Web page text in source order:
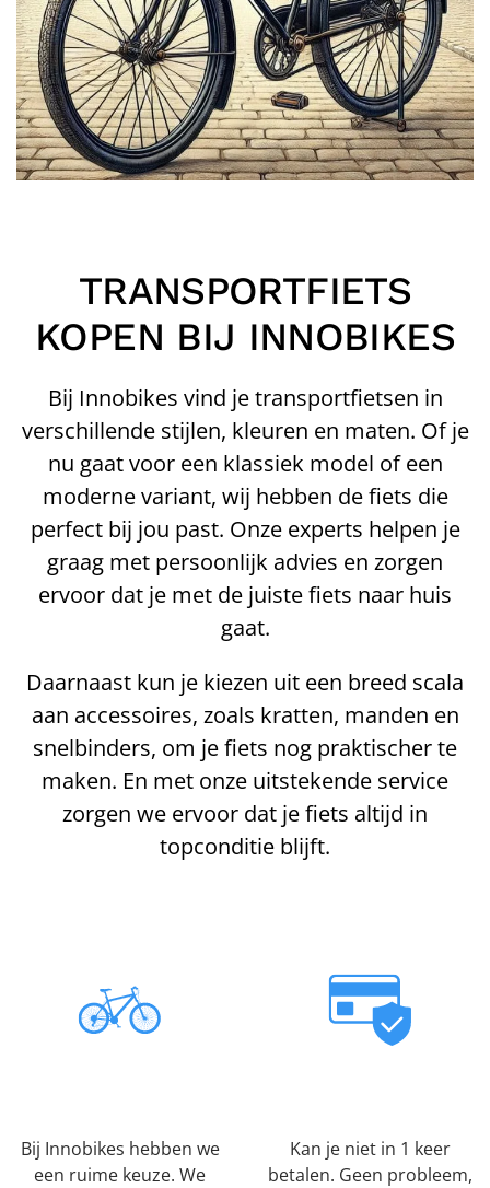
TRANSPORTFIETS
KOPEN BIJ INNOBIKES
Bij Innobikes vind je transportfietsen in
verschillende stijlen, kleuren en maten. Of je
nu gaat voor een klassiek model of een
moderne variant, wij hebben de fiets die
perfect bij jou past. Onze experts helpen je
graag met persoonlijk advies en zorgen
ervoor dat je met de juiste fiets naar huis
gaat.
Daarnaast kun je kiezen uit een breed scala
aan accessoires, zoals kratten, manden en
snelbinders, om je fiets nog praktischer te
maken. En met onze uitstekende service
zorgen we ervoor dat je fiets altijd in
topconditie blijft.
Bij Innobikes hebben we
een ruime keuze. We
Kan je niet in 1 keer
betalen. Geen probleem,